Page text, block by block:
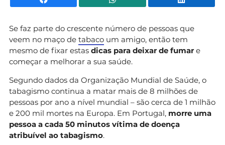
Se faz parte do crescente número de pessoas que
veem no maço de tabaco um amigo, então tem
mesmo de fixar estas dicas para deixar de fumar e
começar a melhorar a sua saúde.
Segundo dados da Organização Mundial de Saúde, o
tabagismo continua a matar mais de 8 milhões de
pessoas por ano a nível mundial – são cerca de 1 milhão
e 200 mil mortes na Europa. Em Portugal, morre uma
pessoa a cada 50 minutos vítima de doença
atribuível ao tabagismo.